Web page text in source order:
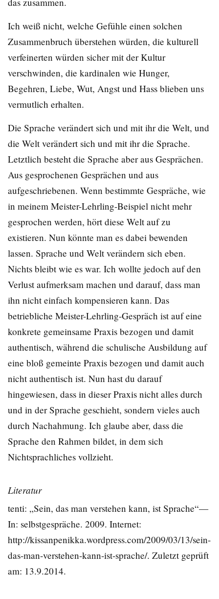
Ich weiß nicht, welche Gefühle einen solchen
Zusammenbruch überstehen würden, die kulturell
verfeinerten würden sicher mit der Kultur
verschwinden, die kardinalen wie Hunger,
Begehren, Liebe, Wut, Angst und Hass blieben uns
vermutlich erhalten.
Die Sprache verändert sich und mit ihr die Welt, und
die Welt verändert sich und mit ihr die Sprache.
Letztlich besteht die Sprache aber aus Gesprächen.
Aus gesprochenen Gesprächen und aus
aufgeschriebenen. Wenn bestimmte Gespräche, wie
in meinem Meister-Lehrling-Beispiel nicht mehr
gesprochen werden, hört diese Welt auf zu
existieren. Nun könnte man es dabei bewenden
lassen. Sprache und Welt verändern sich eben.
Nichts bleibt wie es war. Ich wollte jedoch auf den
Verlust aufmerksam machen und darauf, dass man
ihn nicht einfach kompensieren kann. Das
betriebliche Meister-Lehrling-Gespräch ist auf eine
konkrete gemeinsame Praxis bezogen und damit
authentisch, während die schulische Ausbildung auf
eine bloß gemeinte Praxis bezogen und damit auch
nicht authentisch ist. Nun hast du darauf
hingewiesen, dass in dieser Praxis nicht alles durch
und in der Sprache geschieht, sondern vieles auch
durch Nachahmung. Ich glaube aber, dass die
Sprache den Rahmen bildet, in dem sich
Nichtsprachliches vollzieht.
Literatur
tenti: „Sein, das man verstehen kann, ist Sprache“—
In: selbstgespräche. 2009. Internet:
http://kissanpenikka.wordpress.com/2009/03/13/sein-
das-man-verstehen-kann-ist-sprache/. Zuletzt geprüft
am: 13.9.2014.